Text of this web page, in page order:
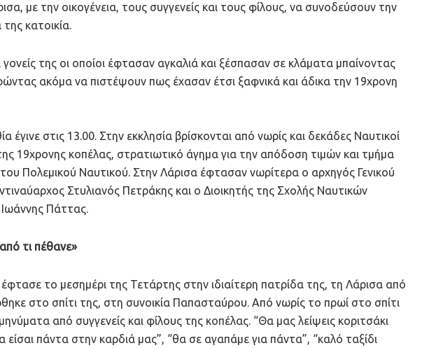
με την οικογένεια, τους συγγενείς και τους φίλους, να συνοδεύσουν την
κατοικία.
γονείς της οι οποίοι έφτασαν αγκαλιά και ξέσπασαν σε κλάματα μπαίνοντας
ακόμα να πιστέψουν πως έχασαν έτσι ξαφνικά και άδικα την 19χρονη
έγινε στις 13.00. Στην εκκλησία βρίσκονται από νωρίς και δεκάδες Ναυτικοί
19χρονης κοπέλας, στρατιωτικό άγημα για την απόδοση τιμών και τμήμα
Πολεμικού Ναυτικού. Στην Λάρισα έφτασαν νωρίτερα ο αρχηγός Γενικού
Στυλιανός Πετράκης και ο Διοικητής της Σχολής Ναυτικών
Πάττας.
τι πέθανε»
το μεσημέρι της Τετάρτης στην ιδιαίτερη πατρίδα της, τη Λάρισα από
στο σπίτι της, στη συνοικία Παπασταύρου. Από νωρίς το πρωί στο σπίτι
από συγγενείς και φίλους της κοπέλας. “Θα μας λείψεις κοριτσάκι
είσαι πάντα στην καρδιά μας”, “θα σε αγαπάμε για πάντα”, “καλό ταξίδι